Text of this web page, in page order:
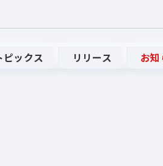
ピックス リリース お知